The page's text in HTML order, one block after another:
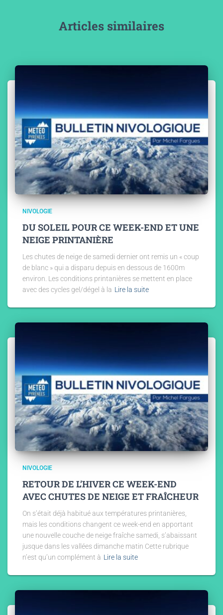
Articles similaires
NIVOLOGIE
DU SOLEIL POUR CE WEEK-END ET UNE
NEIGE PRINTANIÈRE
Les chutes de neige de samedi dernier ont remis un « coup
de blanc » qui a disparu depuis en dessous de 1600m
environ. Les conditions printanières se mettent en place
avec des cycles gel/dégel à la Lire la suite
NIVOLOGIE
RETOUR DE L’HIVER CE WEEK-END
AVEC CHUTES DE NEIGE ET FRAÎCHEUR
On s’était déjà habitué aux températures printanières,
mais les conditions changent ce week-end en apportant
une nouvelle couche de neige fraîche samedi, s’abaissant
jusque dans les vallées dimanche matin Cette rubrique
n’est qu’un complément à Lire la suite